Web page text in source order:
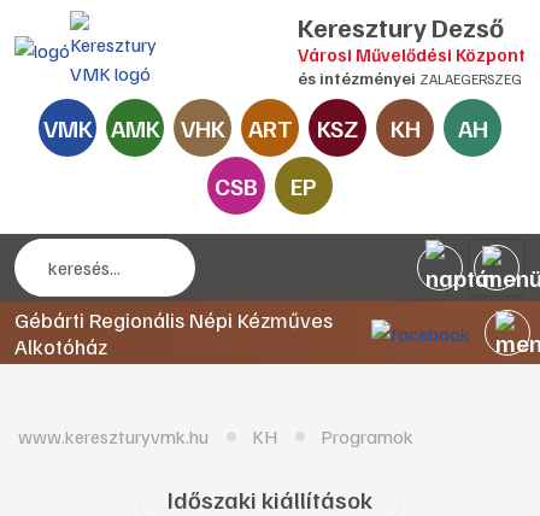
Keresztury Dezső
Városi Művelődési Központ
és intézményei ZALAEGERSZEG
VMK AMK VHK ART KSZ KH
AH
CSB
EP
Gébárti Regionális Népi Kézműves
Alkotóház
www.kereszturyvmk.hu KH Programok
Időszaki kiállítások